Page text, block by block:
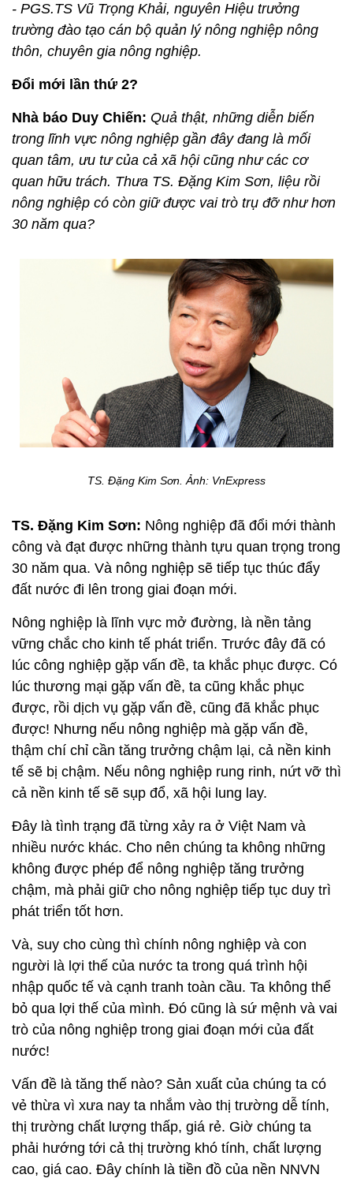
- PGS.TS Vũ Trọng Khải, nguyên Hiệu trưởng
trường đào tạo cán bộ quản lý nông nghiệp nông
thôn, chuyên gia nông nghiệp.
Đổi mới lần thứ 2?
Nhà báo Duy Chiến: Quả thật, những diễn biến
trong lĩnh vực nông nghiệp gần đây đang là mối
quan tâm, ưu tư của cả xã hội cũng như các cơ
quan hữu trách. Thưa TS. Đặng Kim Sơn, liệu rồi
nông nghiệp có còn giữ được vai trò trụ đỡ như hơn
30 năm qua?
TS. Đặng Kim Sơn. Ảnh: VnExpress
TS. Đặng Kim Sơn: Nông nghiệp đã đổi mới thành
công và đạt được những thành tựu quan trọng trong
30 năm qua. Và nông nghiệp sẽ tiếp tục thúc đẩy
đất nước đi lên trong giai đoạn mới.
Nông nghiệp là lĩnh vực mở đường, là nền tảng
vững chắc cho kinh tế phát triển. Trước đây đã có
lúc công nghiệp gặp vấn đề, ta khắc phục được. Có
lúc thương mại gặp vấn đề, ta cũng khắc phục
được, rồi dịch vụ gặp vấn đề, cũng đã khắc phục
được! Nhưng nếu nông nghiệp mà gặp vấn đề,
thậm chí chỉ cần tăng trưởng chậm lại, cả nền kinh
tế sẽ bị chậm. Nếu nông nghiệp rung rinh, nứt vỡ thì
cả nền kinh tế sẽ sụp đổ, xã hội lung lay.
Đây là tình trạng đã từng xảy ra ở Việt Nam và
nhiều nước khác. Cho nên chúng ta không những
không được phép để nông nghiệp tăng trưởng
chậm, mà phải giữ cho nông nghiệp tiếp tục duy trì
phát triển tốt hơn.
Và, suy cho cùng thì chính nông nghiệp và con
người là lợi thế của nước ta trong quá trình hội
nhập quốc tế và cạnh tranh toàn cầu. Ta không thể
bỏ qua lợi thế của mình. Đó cũng là sứ mệnh và vai
trò của nông nghiệp trong giai đoạn mới của đất
nước!
Vấn đề là tăng thế nào? Sản xuất của chúng ta có
vẻ thừa vì xưa nay ta nhắm vào thị trường dễ tính,
thị trường chất lượng thấp, giá rẻ. Giờ chúng ta
phải hướng tới cả thị trường khó tính, chất lượng
cao, giá cao. Đây chính là tiền đồ của nền NNVN